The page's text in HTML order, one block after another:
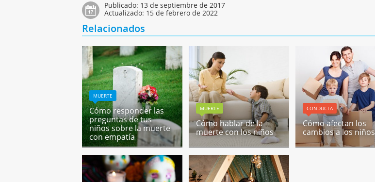
Publicado: 13 de septiembre de 2017
Actualizado: 15 de febrero de 2022
Relacionados
MUERTE
Cómo responder las
preguntas de tus
niños sobre la muerte
con empatía
MUERTE
Cómo hablar de la
muerte con los niños
CONDUCTA
Cómo afectan los
cambios a los niños